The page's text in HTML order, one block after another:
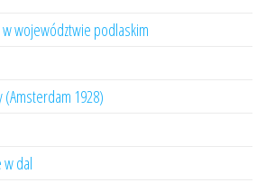
województwie podlaskim
(Amsterdam 1928)
w dal